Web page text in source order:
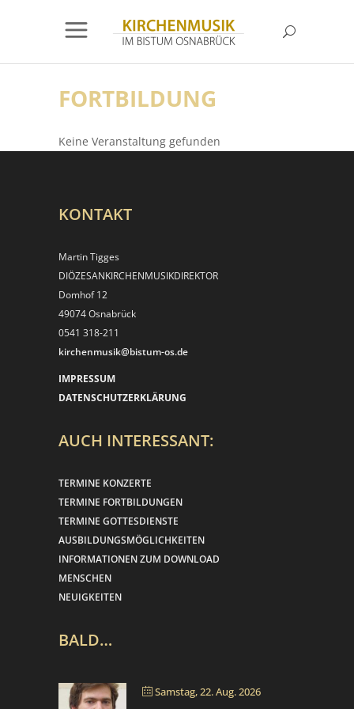
FORTBILDUNG
Keine Veranstaltung gefunden
KONTAKT
Martin Tigges
DIÖZESANKIRCHEN­MUSIKDIREKTOR
Domhof 12
49074 Osnabrück
0541 318-211
kirchenmusik@bistum-os.de
IMPRESSUM
DATENSCHUTZERKLÄRUNG
AUCH INTERESSANT:
TERMINE KONZERTE
TERMINE FORTBILDUNGEN
TERMINE GOTTESDIENSTE
AUSBILDUNGSMÖGLICHKEITEN
INFORMATIONEN ZUM DOWNLOAD
MENSCHEN
NEUIGKEITEN
BALD…
Samstag, 22. Aug. 2026